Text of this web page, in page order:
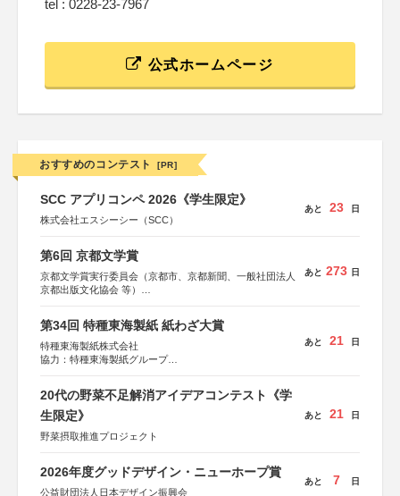
tel : 0228-23-7967
公式ホームページ
おすすめのコンテスト [PR]
SCC アプリコンペ 2026《学生限定》
株式会社エスシーシー（SCC）
あと 23 日
第6回 京都文学賞
京都文学賞実行委員会（京都市、京都新聞、一般社団法人
京都出版文化協会 等）
KADOKAWA、河出書房新社、幻冬舎、講談社、光文社、
集英社、小学館、祥伝社、新潮社、淡交社、ちいさいミシ
マ社、徳間書店、早川書房、PHP研究所、双葉社、文藝春
秋、ポプラ社、毎日新聞出版
あと 273 日
第34回 特種東海製紙 紙わざ大賞
特種東海製紙株式会社
協力：特種東海製紙グループ
あと 21 日
20代の野菜不足解消アイデアコンテスト《学
生限定》
野菜摂取推進プロジェクト
あと 21 日
2026年度グッドデザイン・ニューホープ賞
公益財団法人日本デザイン振興会
あと 7 日